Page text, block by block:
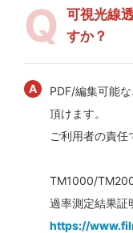
可視光線
すか？
PDF/編集可能
頂けます。
ご利用者の責任
TM1000/
過率測定結果証
https://